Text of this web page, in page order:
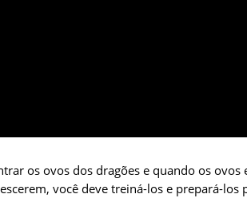
os ovos dos dragões e quando os
você deve treiná-los e prepará-